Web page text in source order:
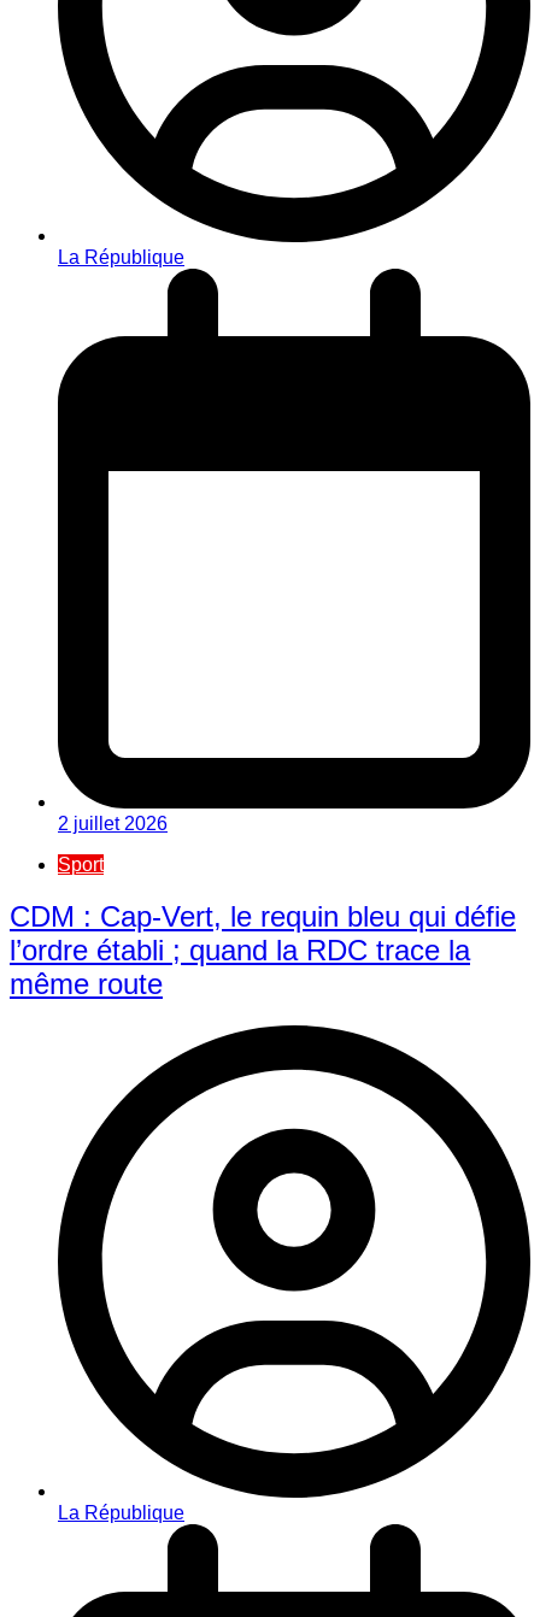
La République
2 juillet 2026
Sport
CDM : Cap-Vert, le requin bleu qui défie
l’ordre établi ; quand la RDC trace la
même route
La République